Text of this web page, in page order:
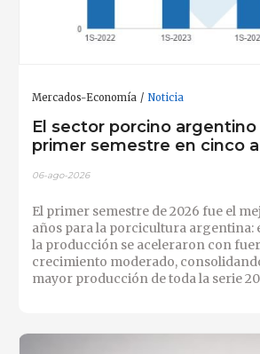
Mercados-Economía Noticia
El sector porcino
primer semestre en cinco
06-ago-2026
El primer semestre de 2026 fue el
años para la porcicultura argentina:
la producción se aceleraron con
crecimiento moderado,
mayor producción de toda la serie